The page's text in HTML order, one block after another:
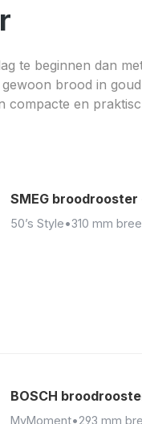
te beginnen dan
brood in
compacte en
SMEG broodrooster
50’s Style•310 mm
BOSCH
MyMoment•293 mm